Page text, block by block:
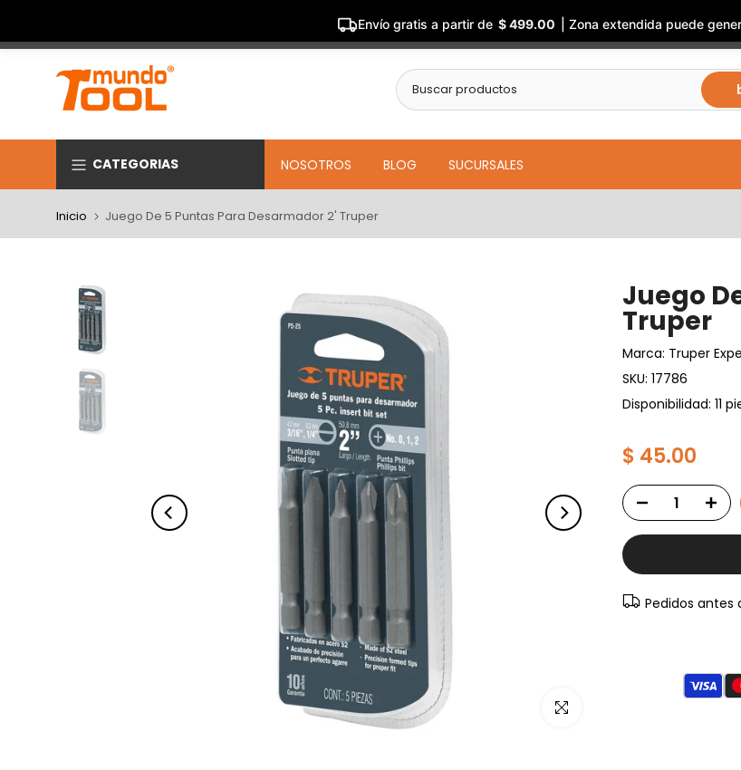
Envío gratis a partir de $ 499.00 | Zona extendida puede
contenido
CATEGORIAS NOSOTROS BLOG SUCURSALES
Inicio Juego De 5 Puntas Para Desarmador 2' Truper
Haz clic para ampliar
Juego
Truper
Marca: Truper
SKU: 17786
Disponibilidad: 11
$ 45.00
Pedidos antes